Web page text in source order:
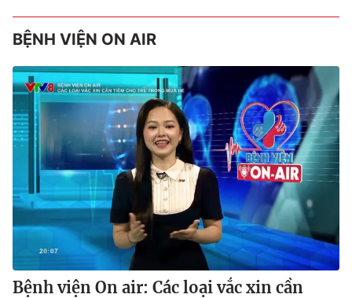
BỆNH VIỆN ON AIR
Bệnh viện On air: Các loại vắc xin cần